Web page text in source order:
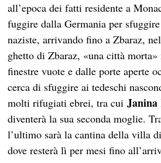
all’epoca dei fatti residente a
fuggire dalla Germania per
naziste, arrivando fino a Zbaraz,
ghetto di Zbaraz, «una città
finestre vuote e dalle porte aperte
cerca di sfuggire ai tedeschi
molti rifugiati ebrei, tra cui
diventerà la sua seconda moglie.
l’ultimo sarà la cantina della villa
dove resterà lì per mesi fino